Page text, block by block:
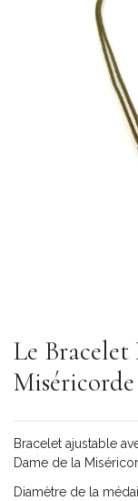
Le
Miséricorde
Bracelet ajustable
Dame de la
Diamètre de la